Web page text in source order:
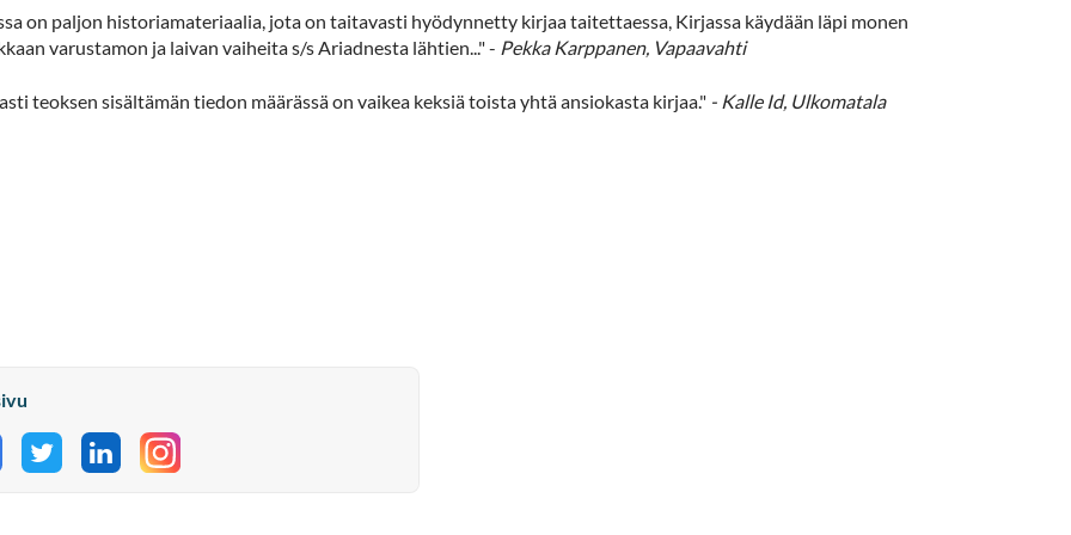
on paljon historiamateriaalia, jota on taitavasti hyödynnetty kirjaa taitettaessa, Kirjassa käydään läpi monen
varustamon ja laivan vaiheita s/s Ariadnesta lähtien..." - Pekka Karppanen, Vapaavahti
teoksen sisältämän tiedon määrässä on vaikea keksiä toista yhtä ansiokasta kirjaa." - Kalle Id, Ulkomatala
Facebookissa
Jaa Twitterissä
Jaa LinkedInissä